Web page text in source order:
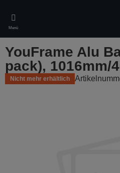
main
content
Menü
YouFrame Alu
pack), 1016mm/
Nicht mehr erhältlich